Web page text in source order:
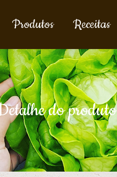
Produtos Receitas
do produto